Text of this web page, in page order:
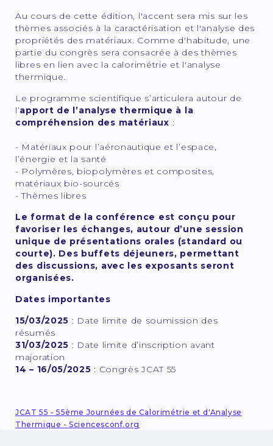
Au cours de cette édition, l'accent sera mis sur les
thèmes associés à la caractérisation et l'analyse des
propriétés des matériaux. Comme d'habitude, une
partie du congrès sera consacrée à des thèmes
libres en lien avec la calorimétrie et l'analyse
thermique.
Le programme scientifique s’articulera autour de
l’apport de l’analyse thermique à la
compréhension des matériaux :
- Matériaux pour l’aéronautique et l’espace,
l’énergie et la santé
- Polymères, biopolymères et composites,
matériaux bio-sourcés
- Thèmes libres
Le format de la conférence est conçu pour
favoriser les échanges, autour d’une session
unique de présentations orales (standard ou
courte). Des buffets déjeuners, permettant
des discussions, avec les exposants seront
organisées.
Dates importantes
15/03/2025 : Date limite de soumission des
résumés
31/03/2025 : Date limite d’inscription avant
majoration
14 – 16/05/2025 : Congrès JCAT 55
JCAT 55 - 55ème Journées de Calorimétrie et d'Analyse
Thermique - Sciencesconf.org